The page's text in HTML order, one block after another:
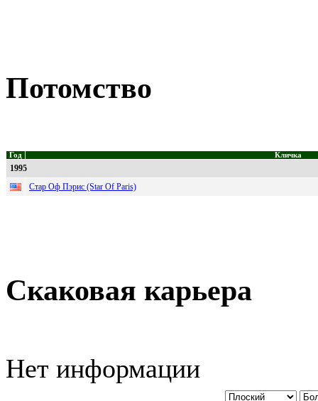
Потомство
Год Кличка
1995
Стар Оф Пэрис (Star Of Paris)
Скаковая карьера
Нет информации